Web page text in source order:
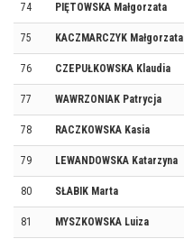
74 PIĘTOWSKA Małgorzata
75 KACZMARCZYK Małgorzata
76 CZEPUŁKOWSKA Klaudia
77 WAWRZONIAK Patrycja
78 RACZKOWSKA Kasia
79 LEWANDOWSKA Katarzyna
80 SŁABIK Marta
81 MYSZKOWSKA Luiza